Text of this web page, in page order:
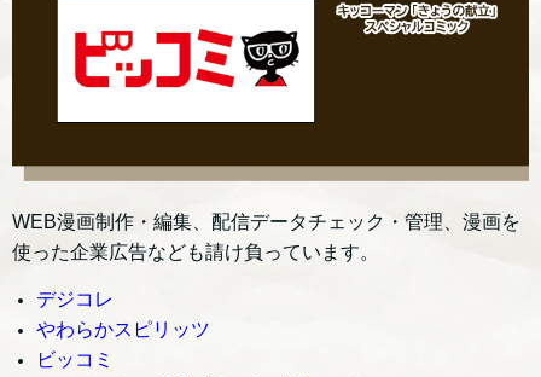
WEB漫画制作・編集、配信データチェック・管理、漫画を
使った企業広告なども請け負っています。
デジコレ
やわらかスピリッツ
ビッコミ